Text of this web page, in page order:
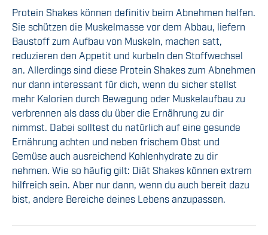
Protein Shakes können definitiv beim Abnehmen helfen.
Sie schützen die Muskelmasse vor dem Abbau, liefern
Baustoff zum Aufbau von Muskeln, machen satt,
reduzieren den Appetit und kurbeln den Stoffwechsel
an. Allerdings sind diese Protein Shakes zum Abnehmen
nur dann interessant für dich, wenn du sicher stellst
mehr Kalorien durch Bewegung oder Muskelaufbau zu
verbrennen als dass du über die Ernährung zu dir
nimmst. Dabei solltest du natürlich auf eine gesunde
Ernährung achten und neben frischem Obst und
Gemüse auch ausreichend Kohlenhydrate zu dir
nehmen. Wie so häufig gilt: Diät Shakes können extrem
hilfreich sein. Aber nur dann, wenn du auch bereit dazu
bist, andere Bereiche deines Lebens anzupassen.